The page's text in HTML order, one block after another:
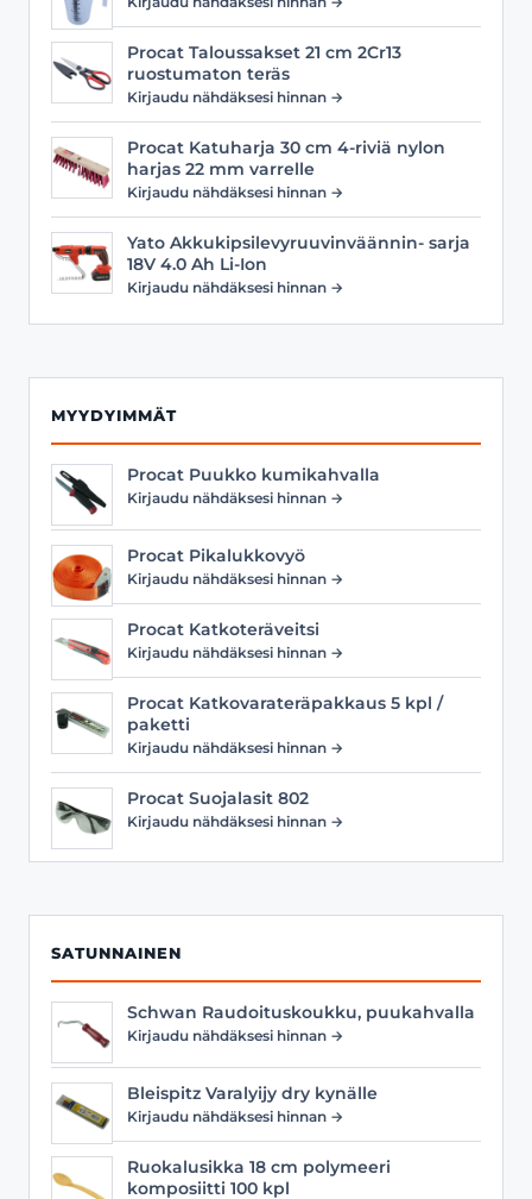
Procat Taloussakset 21 cm 2Cr13
ruostumaton teräs
Kirjaudu nähdäksesi hinnan →
Procat Katuharja 30 cm 4-riviä nylon
harjas 22 mm varrelle
Kirjaudu nähdäksesi hinnan →
Yato Akkukipsilevyruuvinväännin- sarja
18V 4.0 Ah Li-Ion
Kirjaudu nähdäksesi hinnan →
MYYDYIMMÄT
Procat Puukko kumikahvalla
Kirjaudu nähdäksesi hinnan →
Procat Pikalukkovyö
Kirjaudu nähdäksesi hinnan →
Procat Katkoteräveitsi
Kirjaudu nähdäksesi hinnan →
Procat Katkovarateräpakkaus 5 kpl /
paketti
Kirjaudu nähdäksesi hinnan →
Procat Suojalasit 802
Kirjaudu nähdäksesi hinnan →
SATUNNAINEN
Schwan Raudoituskoukku, puukahvalla
Kirjaudu nähdäksesi hinnan →
Bleispitz Varalyijy dry kynälle
Kirjaudu nähdäksesi hinnan →
Ruokalusikka 18 cm polymeeri
komposiitti 100 kpl